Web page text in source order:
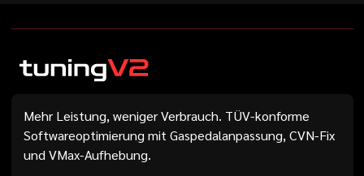
Mehr Leistung, weniger Verbrauch. TÜV-konforme
Softwareoptimierung mit Gaspedalanpassung, CVN-Fix
und VMax-Aufhebung.